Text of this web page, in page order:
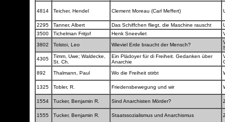
4814 Teicher, Hendel Clement Moreau (Carl Meffert)
2295 Tanner, Albert Das Schiffchen fliegt, die Maschine rauscht
3500
Tichelman Fritjof Henk Sneevliet
3802
Tolstoi, Leo Wieviel Erde braucht der Mensch?
4305
Timm, Uwe; Waldecke,
St. Ch.
Ein Plädoyer für di Freiheit. Gedanken über
Anarchie
892
Thalmann, Paul Wo die Freiheit stirbt
1325 Tobler, R. Friedensbewegung und wir
1554 Tucker, Benjamin R. Sind Anarchisten Mörder?
1555 Tucker, Benjamin R. Staatssozialismus und Anarchismus